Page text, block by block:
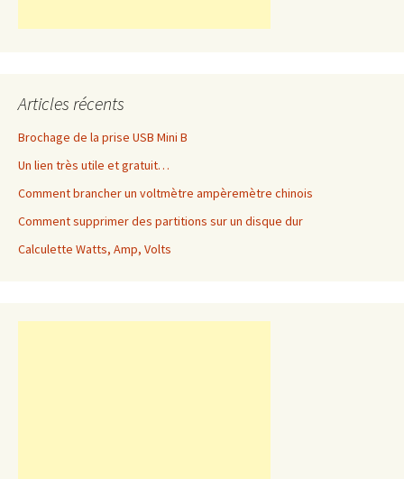
Articles récents
Brochage de la prise USB Mini B
Un lien très utile et gratuit…
Comment brancher un voltmètre ampèremètre chinois
Comment supprimer des partitions sur un disque dur
Calculette Watts, Amp, Volts